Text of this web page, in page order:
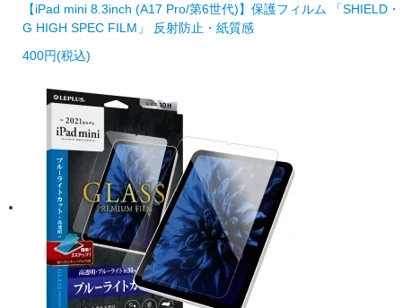
【iPad mini 8.3inch (A17 Pro/第6世代)】保護フィルム 「SHIELD・
G HIGH SPEC FILM」 反射防止・紙質感
400円(税込)